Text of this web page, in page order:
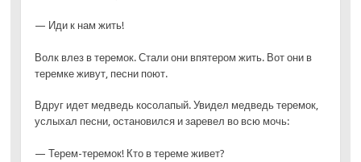
— Иди к нам жить!
Волк влез в теремок. Стали они впятером жить. Вот они в
теремке живут, песни поют.
Вдруг идет медведь косолапый. Увидел медведь теремок,
услыхал песни, остановился и заревел во всю мочь:
— Терем-теремок! Кто в тереме живет?